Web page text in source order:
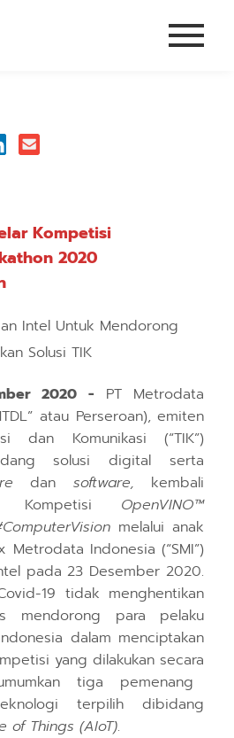
Kompetisi
2020
Intel Untuk Mendorong
Solusi TIK
2020 - PT Metrodata
atau Perseroan), emiten
dan Komunikasi (“TIK”)
solusi digital serta
dan software, kembali
Kompetisi OpenVINO™
melalui anak
Metrodata Indonesia (“SMI”)
pada 23 Desember 2020.
19 tidak menghentikan
mendorong para pelaku
dalam menciptakan
yang dilakukan secara
tiga pemenang
terpilihdibidang
of Things (AIoT).